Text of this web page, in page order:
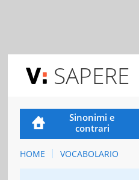
SAPERE
Sinonimi e
contrari
HOME VOCABOLARIO